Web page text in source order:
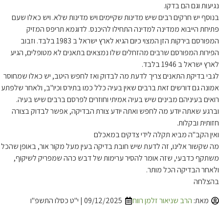
נגיעות וגם הם בדקו.
בנוסף יש חרקים רבים שיש מדינות שקיימים ויש מדינות שלא. ויש כאלו שעם
פתיחת הייבוא ממדינה למדינה התחילו להיכנס. לדוגמא תריפס המזיק
המפורסם בירקות הזן המצוי כיום הגיא לארץ ישראל ב 1983 בלבד. וזבוב
הפירות המפורסם שרבים מהזחלים שלו נמצאים בתאנים לא מטופלים, הגיע
לארץ ישראל ב 1946 בלבד.
לגבי בדיקת התאנים צריך לדעת מה לבדוק ואז לחפש היטב, יש כאלו שמחוסר
אמונה גם דורשים זאת ברבים שאין בעיה כלל כמו בתירס וכיו"ב, ולאחר שלפתע
רואים בעיניהם מבינים שיש בעיה אמיתי וחוזרים לפרסם ברבים שיש בעיה.
וברגע שאתה יודע מה לחפש ואתה יודע צורת הבדיקה, אפשר לבדוק בצורה
חזותית ובקלות.
ואין הקב"ה מביא תקלה לידי צדקים במאכלם
מה שקשור אלינו, זה לדעת שיש חובת בדיקה בעין מעל מקור אור, באופן שהכל
משתקף כדבעי, שזה אומר להסיר ערימות של דבש כהה שמפריק לשיקוף,
ולאחר הבדיקה הכל מותר.
בהצלחה
מאת: הרב שניאור זלמן רווח 09/12/2025 | י"ט כסלו התשפ"ו